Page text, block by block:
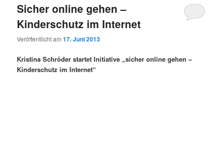
Sicher online gehen –
Kinderschutz im Internet
Veröffentlicht am17. Juni 2013
Kristina Schröder startet Initiative „sicher online gehen –
Kinderschutz im Internet“